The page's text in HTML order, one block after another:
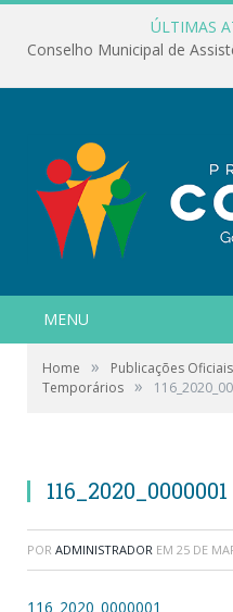
ÚLTIMAS
MENU
Home » Publicações Oficiais
Temporários »
116_2020_0000001
POR ADMINISTRADOR EM 25 DE
116_2020_0000001